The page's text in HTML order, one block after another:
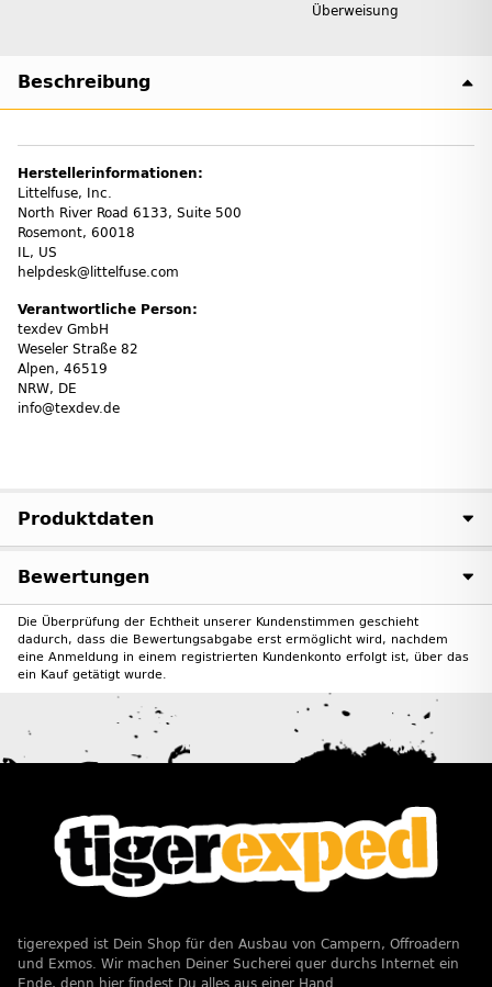
Überweisung
Beschreibung
Herstellerinformationen:
Littelfuse, Inc.
North River Road 6133, Suite 500
Rosemont, 60018
IL, US
helpdesk@littelfuse.com
Verantwortliche Person:
texdev GmbH
Weseler Straße 82
Alpen, 46519
NRW, DE
info@texdev.de
Produktdaten
Bewertungen
Die Überprüfung der Echtheit unserer Kundenstimmen geschieht
dadurch, dass die Bewertungsabgabe erst ermöglicht wird, nachdem
eine Anmeldung in einem registrierten Kundenkonto erfolgt ist, über das
ein Kauf getätigt wurde.
tigerexped ist Dein Shop für den Ausbau von Campern, Offroadern
und Exmos. Wir machen Deiner Sucherei quer durchs Internet ein